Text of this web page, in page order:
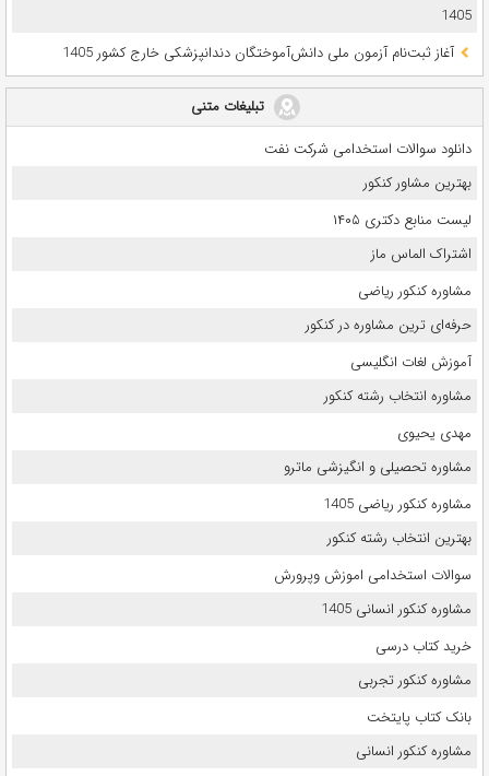
1405
آغاز ثبت‌نام آزمون ملی دانش‌آموختگان دندانپزشکی خارج کشور 1405
تبلیغات متنی
دانلود سوالات استخدامی شرکت نفت
بهترین مشاور کنکور
لیست منابع دکتری ۱۴۰۵
اشتراک الماس ماز
مشاوره کنکور ریاضی
حرفه‌ای ترین مشاوره در کنکور
آموزش لغات انگلیسی
مشاوره انتخاب رشته کنکور
مهدی یحیوی
مشاوره تحصیلی و انگیزشی ماترو
مشاوره کنکور ریاضی 1405
بهترین انتخاب رشته کنکور
سوالات استخدامی اموزش وپرورش
مشاوره کنکور انسانی 1405
خرید کتاب درسی
مشاوره کنکور تجربی
بانک کتاب پایتخت
مشاوره کنکور انسانی